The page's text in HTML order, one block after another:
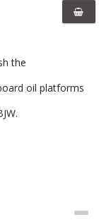
the
oil platforms